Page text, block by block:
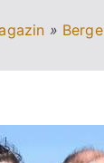
» Berge